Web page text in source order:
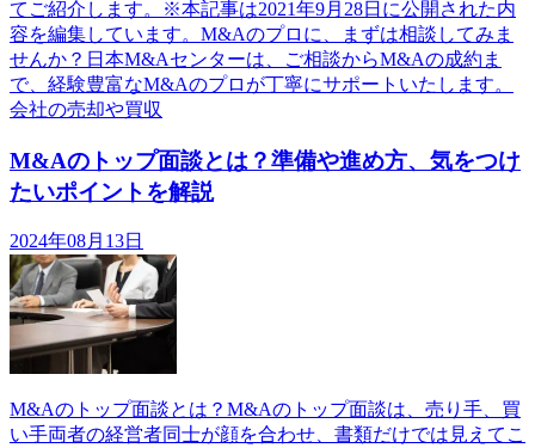
てご紹介します。※本記事は2021年9月28日に公開された内
容を編集しています。M&Aのプロに、まずは相談してみま
せんか？日本M&Aセンターは、ご相談からM&Aの成約ま
で、経験豊富なM&Aのプロが丁寧にサポートいたします。
会社の売却や買収
M&Aのトップ面談とは？準備や進め方、気をつけ
たいポイントを解説
2024年08月13日
M&Aのトップ面談とは？M&Aのトップ面談は、売り手、買
い手両者の経営者同士が顔を合わせ、書類だけでは見えてこ